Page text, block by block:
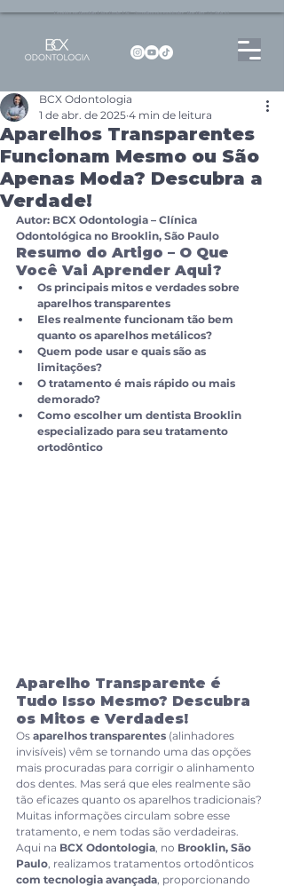
Dentista no Brooklin | São Paulo | SP Atendimento particular Rua Pitu, 72, Sala 65
Aparelhos Transparentes
Funcionam Mesmo ou São
Apenas Moda? Descubra a
Verdade!
BCX Odontologia
1 de abr. de 2025 4 min de leitura
Autor: BCX Odontologia – Clínica
Odontológica no Brooklin, São Paulo
Resumo do Artigo – O Que
Você Vai Aprender Aqui?
Os principais mitos e verdades sobre
aparelhos transparentes
Eles realmente funcionam tão bem
quanto os aparelhos metálicos?
Quem pode usar e quais são as
limitações?
O tratamento é mais rápido ou mais
demorado?
Como escolher um dentista Brooklin
especializado para seu tratamento
ortodôntico
Aparelho Transparente é
Tudo Isso Mesmo? Descubra
os Mitos e Verdades!
Os aparelhos transparentes (alinhadores
invisíveis) vêm se tornando uma das opções
mais procuradas para corrigir o alinhamento
dos dentes. Mas será que eles realmente são
tão eficazes quanto os aparelhos tradicionais?
Muitas informações circulam sobre esse
tratamento, e nem todas são verdadeiras.
Aqui na BCX Odontologia , no Brooklin, São
Paulo , realizamos tratamentos ortodônticos
com tecnologia avançada , proporcionando